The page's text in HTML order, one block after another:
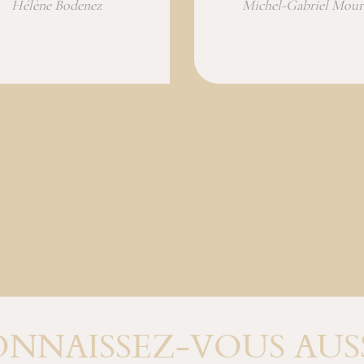
Hélène Bodenez Michel-Gabriel
VOUS